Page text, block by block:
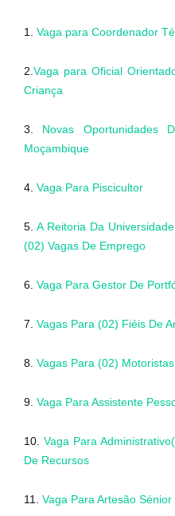
1. Vaga para Coordenador
2. Vaga para Oficial
Criança
3. Novas Oportunidades
Moçambique
4. Vaga Para Piscicultor
5. A Reitoria Da
(02) Vagas De Emprego
6. Vaga Para Gestor De
7. Vagas Para (02) Fiéis De
8. Vagas Para (02) Motoristas
9. Vaga Para Assistente
10. Vaga Para
De Recursos
11. Vaga Para Artesão